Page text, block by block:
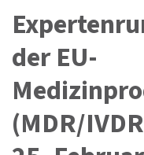
der EU-
(MDR/